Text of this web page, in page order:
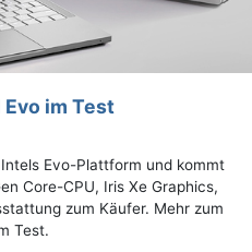
im Test
Evo-Plattform und kommt
Core-CPU, Iris Xe Graphics,
zum Käufer. Mehr zum
Test.